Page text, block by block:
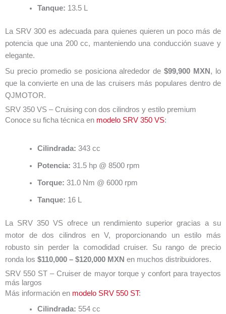
Tanque: 13.5 L
La SRV 300 es adecuada para quienes quieren un poco más de
potencia que una 200 cc, manteniendo una conducción suave y
elegante.
Su precio promedio se posiciona alrededor de$99,900 MXN , lo
que la convierte en una de las cruisers más populares dentro de
QJMOTOR.
SRV 350 VS – Cruising con dos cilindros y estilo premium
Conoce su ficha técnica en modelo SRV 350 VS:
Cilindrada: 343 cc
Potencia: 31.5 hp @ 8500 rpm
Torque: 31.0 Nm @ 6000 rpm
Tanque: 16 L
La SRV 350 VS ofrece un rendimiento superior gracias a su
motor de dos cilindros en V, proporcionando un estilo más
robusto sin perder la comodidad cruiser. Su rango de precio
ronda los $110,000 – $120,000 MXN en muchos distribuidores.
SRV 550 ST – Cruiser de mayor torque y confort para trayectos
más largos
Más información en modelo SRV 550 ST:
Cilindrada: 554 cc